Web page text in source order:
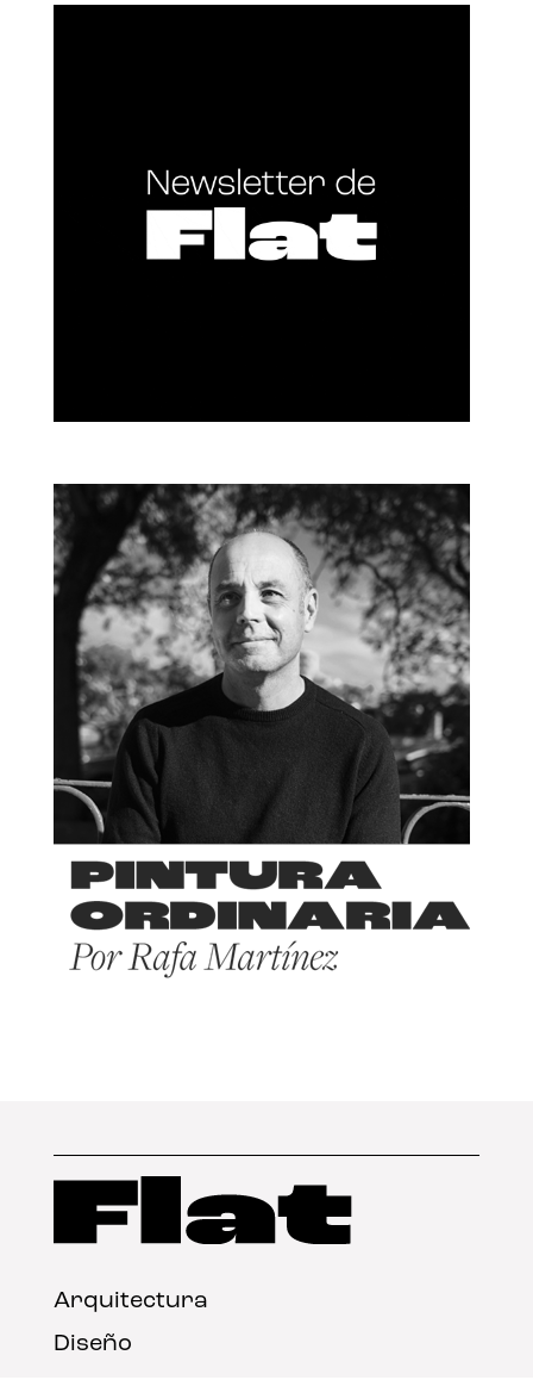
Arquitectura
Diseño